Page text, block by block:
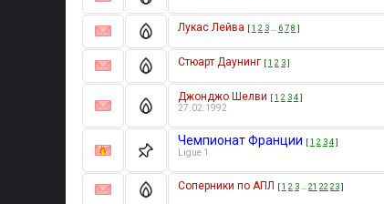
Лукас Лейва [1 2 3… 678 ]
Стюарт Даунинг [1 2 3]
Джонджо Шелви [1 2 34]
27.02.1992
Чемпионат Франции [1 2 34]
Ligue 1
Соперники по АПЛ [1 2 3… 21 22 23]